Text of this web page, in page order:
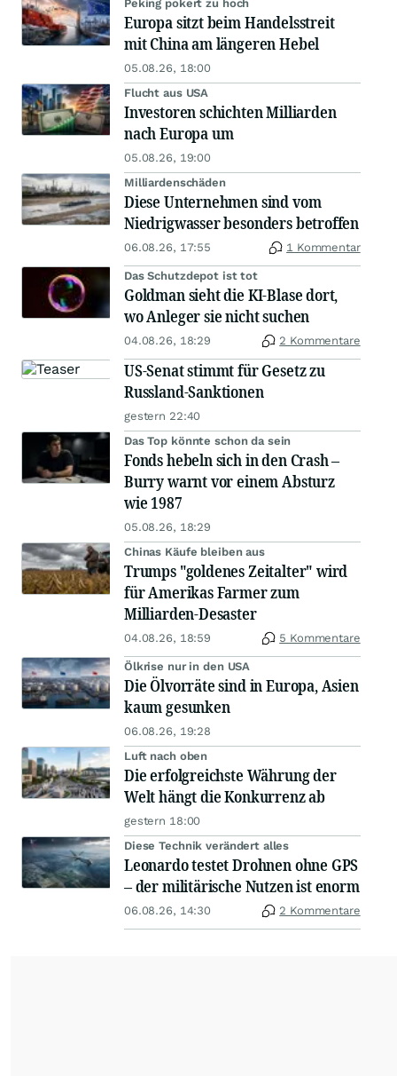
Peking pokert zu hoch
Europa sitzt beim Handelsstreit
mit China am längeren Hebel
05.08.26, 18:00
Flucht aus USA
Investoren schichten Milliarden
nach Europa um
05.08.26, 19:00
Milliardenschäden
Diese Unternehmen sind vom
Niedrigwasser besonders betroffen
06.08.26, 17:55 1 Kommentar
Das Schutzdepot ist tot
Goldman sieht die KI-Blase dort,
wo Anleger sie nicht suchen
04.08.26, 18:29 2 Kommentare
US-Senat stimmt für Gesetz zu
Russland-Sanktionen
gestern 22:40
Das Top könnte schon da sein
Fonds hebeln sich in den Crash –
Burry warnt vor einem Absturz
wie 1987
05.08.26, 18:29
Chinas Käufe bleiben aus
Trumps "goldenes Zeitalter" wird
für Amerikas Farmer zum
Milliarden-Desaster
04.08.26, 18:59 5 Kommentare
Ölkrise nur in den USA
Die Ölvorräte sind in Europa, Asien
kaum gesunken
06.08.26, 19:28
Luft nach oben
Die erfolgreichste Währung der
Welt hängt die Konkurrenz ab
gestern 18:00
Diese Technik verändert alles
Leonardo testet Drohnen ohne GPS
– der militärische Nutzen ist enorm
06.08.26, 14:30 2 Kommentare